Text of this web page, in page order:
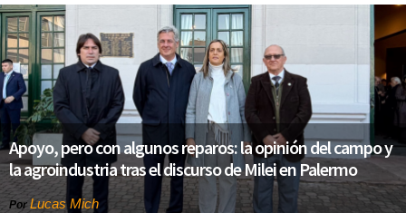
Apoyo, pero con algunos reparos: la opinión del campo y
la agroindustria tras el discurso de Milei en Palermo
Por Lucas Mich